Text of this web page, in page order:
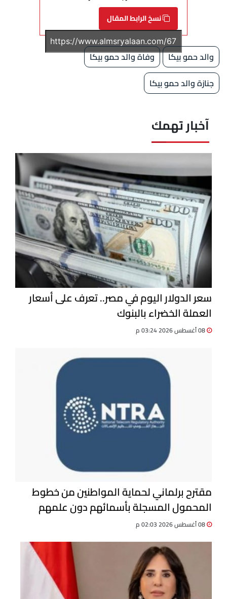
نسخ الرابط المقال
والد حمو بيكا
وفاة والد حمو بيكا
جنازة والد حمو بيكا
آخبار تهمك
سعر الدولار اليوم في مصر.. تعرف على أسعار
العملة الخضراء بالبنوك
مقترح برلماني لحماية المواطنين من خطوط
المحمول المسجلة بأسمائهم دون علمهم